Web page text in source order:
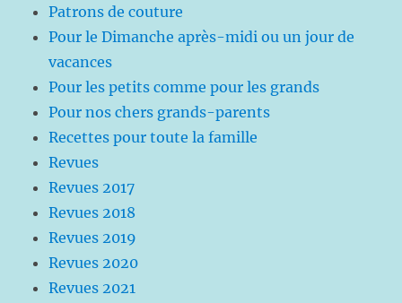
Patrons de couture
Pour le Dimanche après-midi ou un jour de
vacances
Pour les petits comme pour les grands
Pour nos chers grands-parents
Recettes pour toute la famille
Revues
Revues 2017
Revues 2018
Revues 2019
Revues 2020
Revues 2021